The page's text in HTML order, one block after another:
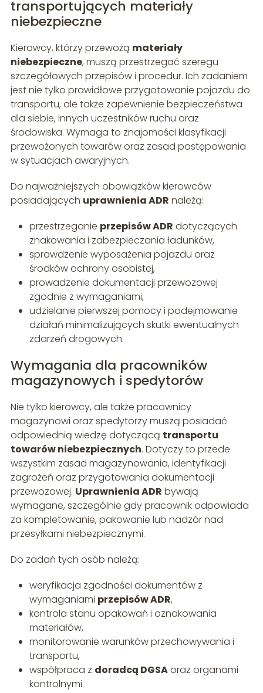
transportujących materiały
niebezpieczne
Kierowcy, którzy przewożą materiały
niebezpieczne, muszą przestrzegać szeregu
szczegółowych przepisów i procedur. Ich zadaniem
jest nie tylko prawidłowe przygotowanie pojazdu do
transportu, ale także zapewnienie bezpieczeństwa
dla siebie, innych uczestników ruchu oraz
środowiska. Wymaga to znajomości klasyfikacji
przewożonych towarów oraz zasad postępowania
w sytuacjach awaryjnych.
Do najważniejszych obowiązków kierowców
posiadających uprawnienia ADR należą:
przestrzeganie przepisów ADR dotyczących
znakowania i zabezpieczania ładunków,
sprawdzenie wyposażenia pojazdu oraz
środków ochrony osobistej,
prowadzenie dokumentacji przewozowej
zgodnie z wymaganiami,
udzielanie pierwszej pomocy i podejmowanie
działań minimalizujących skutki ewentualnych
zdarzeń drogowych.
Wymagania dla pracowników
magazynowych i spedytorów
Nie tylko kierowcy, ale także pracownicy
magazynowi oraz spedytorzy muszą posiadać
odpowiednią wiedzę dotyczącą transportu
towarów niebezpiecznych. Dotyczy to przede
wszystkim zasad magazynowania, identyfikacji
zagrożeń oraz przygotowania dokumentacji
przewozowej. Uprawnienia ADR bywają
wymagane, szczególnie gdy pracownik odpowiada
za kompletowanie, pakowanie lub nadzór nad
przesyłkami niebezpiecznymi.
Do zadań tych osób należą:
weryfikacja zgodności dokumentów z
wymaganiami przepisów ADR,
kontrola stanu opakowań i oznakowania
materiałów,
monitorowanie warunków przechowywania i
transportu,
współpraca z doradcą DGSAoraz organami
kontrolnymi.